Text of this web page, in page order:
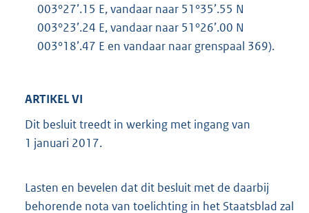
003°27’.15 E, vandaar naar 51°35’.55 N
003°23’.24 E, vandaar naar 51°26’.00 N
003°18’.47 E en vandaar naar grenspaal 369).
ARTIKEL VI
Dit besluit treedt in werking met ingang van
1 januari 2017.
Lasten en bevelen dat dit besluit met de daarbij
behorende nota van toelichting in het Staatsblad zal